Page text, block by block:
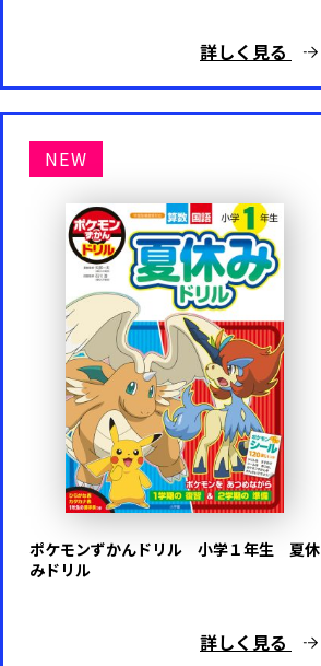
詳しく見る
NEW
ポケモンずかんドリル 小学１年生 夏休
みドリル
詳しく見る